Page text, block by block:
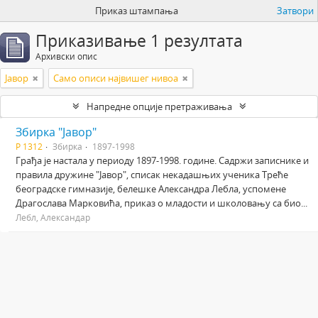
Приказ штампања Затвори
Приказивање 1 резултата
Архивски опис
Јавор Само описи највишег нивоа
Напредне опције претраживања
Збирка "Јавор"
Р 1312 Збирка 1897-1998
Грађа је настала у периоду 1897-1998. године. Садржи записнике и
правила дружине "Јавор", списак некадашњих ученика Треће
београдске гимназије, белешке Александра Лебла, успомене
Драгослава Марковића, приказ о младости и школовању са био...
Лебл, Александар